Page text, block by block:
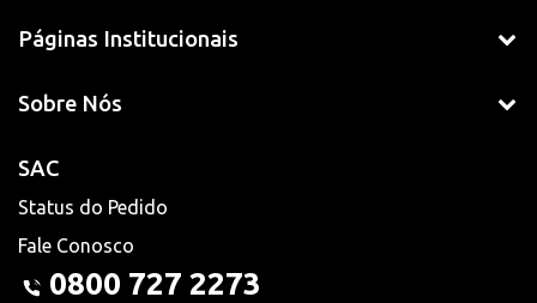
Páginas Institucionais
Sobre Nós
SAC
Status do Pedido
Fale Conosco
0800 727 2273